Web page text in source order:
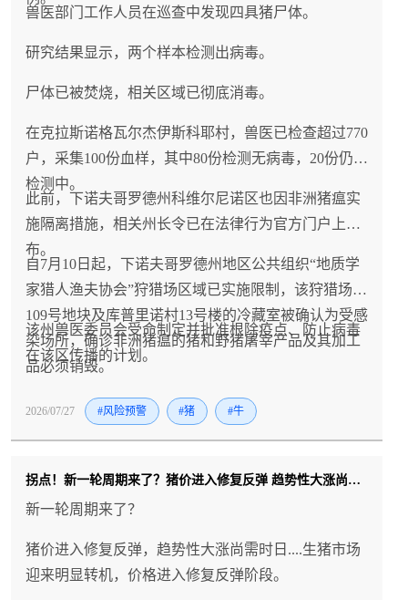
兽医部门工作人员在巡查中发现四具猪尸体。
研究结果显示，两个样本检测出病毒。
尸体已被焚烧，相关区域已彻底消毒。
在克拉斯诺格瓦尔杰伊斯科耶村，兽医已检查超过770
户，采集100份血样，其中80份检测无病毒，20份仍在
检测中。
此前，下诺夫哥罗德州科维尔尼诺区也因非洲猪瘟实
施隔离措施，相关州长令已在法律行为官方门户上发
布。
自7月10日起，下诺夫哥罗德州地区公共组织“地质学
家猎人渔夫协会”狩猎场区域已实施限制，该狩猎场第
109号地块及库普里诺村13号楼的冷藏室被确认为受感
染场所，确诊非洲猪瘟的猪和野猪屠宰产品及其加工
品必须销毁。
该州兽医委员会受命制定并批准根除疫点、防止病毒
在该区传播的计划。
2026/07/27 #风险预警 #猪 #牛
拐点！新一轮周期来了？猪价进入修复反弹 趋势性大涨尚需时日....
新一轮周期来了？
猪价进入修复反弹，趋势性大涨尚需时日....生猪市场
迎来明显转机，价格进入修复反弹阶段。